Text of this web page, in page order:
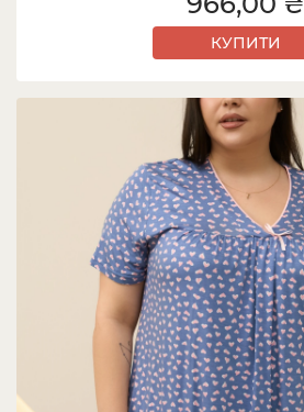
КУПИТИ